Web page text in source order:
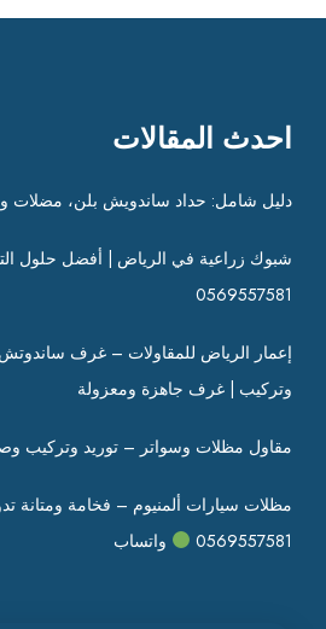
احدث المقالات
دليل شامل: حداد ساندويش بلن، مضلات وسواتر
شبوك زراعية في الرياض | أفضل حلول
0569557581
إعمار الرياض للمقاولات – غرف ساندوتش
وتركيب | غرف جاهزة ومعزولة
مقاول مظلات وسواتر – توريد وتركيب
مظلات سيارات ألمنيوم – فخامة ومتانة
0569557581
واتساب